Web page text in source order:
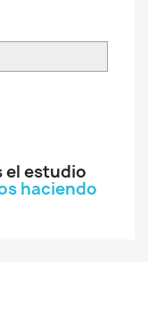
el estudio
haciendo